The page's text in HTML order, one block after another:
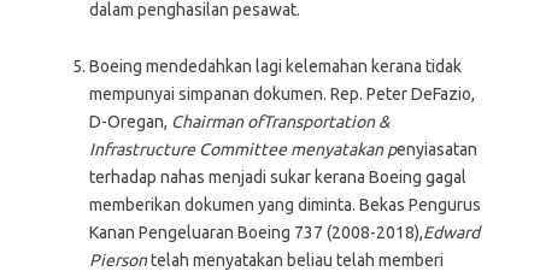
dalam penghasilan pesawat.
Boeing mendedahkan lagi kelemahan kerana tidak
mempunyai simpanan dokumen. Rep. Peter DeFazio,
D-Oregan, Chairman ofTransportation &
Infrastructure Committee menyatakan penyiasatan
terhadap nahas menjadi sukar kerana Boeing gagal
memberikan dokumen yang diminta. Bekas Pengurus
Kanan Pengeluaran Boeing 737 (2008-2018),Edward
Piersontelah menyatakan beliau telah memberi